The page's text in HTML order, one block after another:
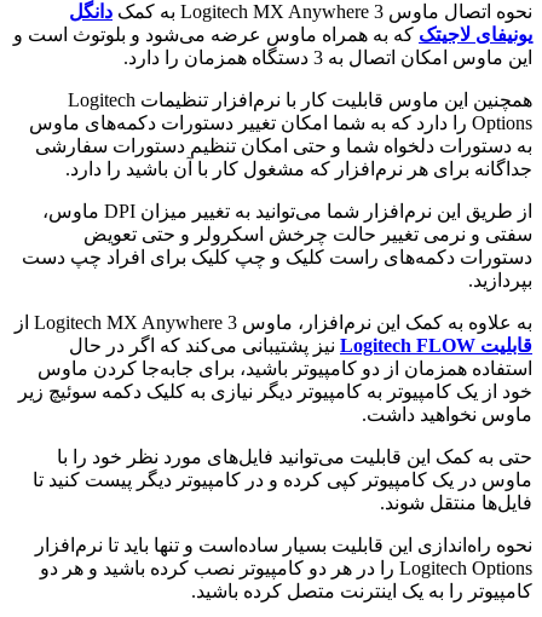
نحوه اتصال ماوس Logitech MX Anywhere 3 به کمک
دانگل
یونیفای لاجیتک که به همراه ماوس عرضه می‌شود و بلوتوث است و
این ماوس امکان اتصال به 3 دستگاه همزمان را دارد.
همچنین این ماوس قابلیت کار با نرم‌افزار تنظیمات Logitech
Options را دارد که به شما امکان تغییر دستورات دکمه‌های ماوس
به دستورات دلخواه شما و حتی امکان تنظیم دستورات سفارشی
جداگانه برای هر نرم‌افزار که مشغول کار با آن باشید را دارد.
از طریق این نرم‌افزار شما می‌توانید به تغییر میزان DPI ماوس،
سفتی و نرمی تغییر حالت چرخش اسکرولر و حتی تعویض
دستورات دکمه‌های راست کلیک و چپ کلیک برای افراد چپ دست
بپردازید.
به علاوه به کمک این نرم‌افزار، ماوس Logitech MX Anywhere 3 از
قابلیت Logitech FLOW
نیز پشتیبانی می‌کند که اگر در حال
استفاده همزمان از دو کامپیوتر باشید، برای جابه‌جا کردن ماوس
خود از یک کامپیوتر به کامپیوتر دیگر نیازی به کلیک دکمه سوئیچ زیر
ماوس نخواهید داشت.
حتی به کمک این قابلیت می‌‌توانید فایل‌های مورد نظر خود را با
ماوس در یک کامپیوتر کپی کرده و در کامپیوتر دیگر پیست کنید تا
فایل‌ها منتقل شوند.
نحوه راه‌اندازی این قابلیت بسیار ساده‌است و تنها باید تا نرم‌افزار
Logitech Options را در هر دو کامپیوتر نصب کرده باشید و هر دو
کامپیوتر را به یک اینترنت متصل کرده باشید.